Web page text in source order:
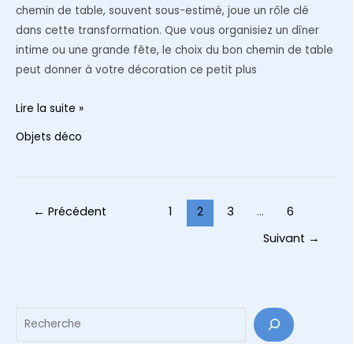
chemin de table, souvent sous-estimé, joue un rôle clé
dans cette transformation. Que vous organisiez un dîner
intime ou une grande fête, le choix du bon chemin de table
peut donner à votre décoration ce petit plus
Comment
une
Lire la suite »
Objets déco
Pagination
← Précédent 1 2 3 …
6
Suivant →